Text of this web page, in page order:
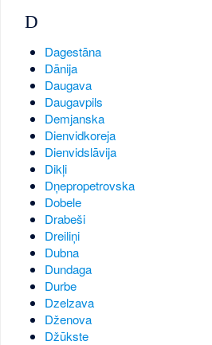
D
Dagestāna
Dānija
Daugava
Daugavpils
Demjanska
Dienvidkoreja
Dienvidslāvija
Dikļi
Dņepropetrovska
Dobele
Drabeši
Dreiliņi
Dubna
Dundaga
Durbe
Dzelzava
Dženova
Džūkste